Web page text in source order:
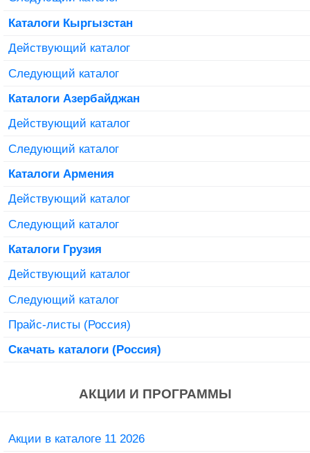
Каталоги Кыргызстан
Действующий каталог
Следующий каталог
Каталоги Азербайджан
Действующий каталог
Следующий каталог
Каталоги Армения
Действующий каталог
Следующий каталог
Каталоги Грузия
Действующий каталог
Следующий каталог
Прайс-листы (Россия)
Скачать каталоги (Россия)
АКЦИИ И ПРОГРАММЫ
Акции в каталоге 11 2026